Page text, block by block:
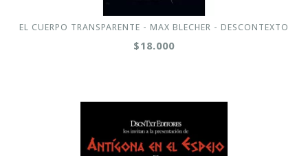
EL CUERPO TRANSPARENTE - MAX BLECHER - DESCONTEXTO
$18.000